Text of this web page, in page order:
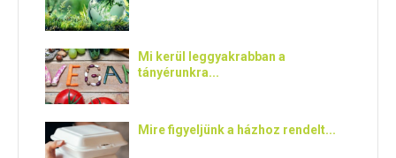
Mi kerül leggyakrabban a
tányérunkra...
Mire figyeljünk a házhoz rendelt...